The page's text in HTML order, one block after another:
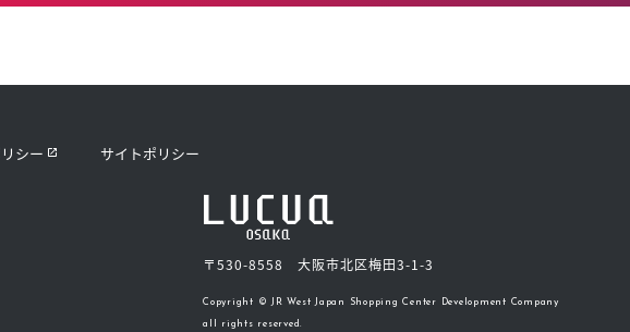
シー サイトポリシー
〒530-8558 大阪市北区梅田3-1-3
Copyright © JR West Japan Shopping Center Development Company
all rights reserved.